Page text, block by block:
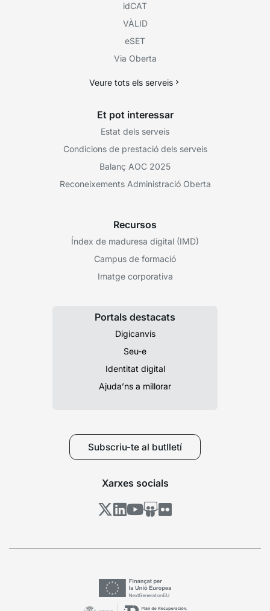
idCAT
VÀLID
eSET
Via Oberta
Veure tots els serveis
Et pot interessar
Estat dels serveis
Condicions de prestació dels serveis
Balanç AOC 2025
Reconeixements Administració Oberta
Recursos
Índex de maduresa digital (IMD)
Campus de formació
Imatge corporativa
Portals destacats
Digicanvis
Seu-e
Identitat digital
Ajuda’ns a millorar
Subscriu-te al butlletí
Xarxes socials